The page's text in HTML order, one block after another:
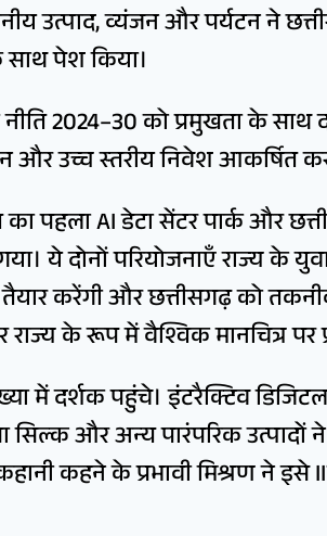
उत्पाद, व्यंजन और पर्यटन ने
पेश किया।
2024–30 को प्रमुखता के साथ
और उच्च स्तरीय निवेश आकर्षित
का पहला AI डेटा सेंटर पार्क और
ये दोनों परियोजनाएँ राज्य के
तैयार करेंगी और छत्तीसगढ़ को
के रूप में वैश्विक मानचित्र पर
में दर्शक पहुंचे। इंटरैक्टिव
और अन्य पारंपरिक उत्पादों
कहने के प्रभावी मिश्रण ने इसे